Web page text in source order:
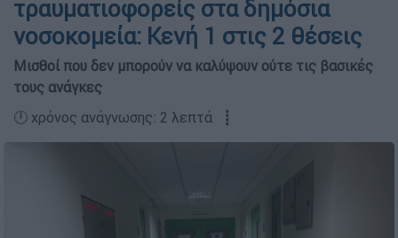
τραυματιοφορείς στα δημόσια
νοσοκομεία: Κενή 1 στις 2 θέσεις
Μισθοί που δεν μπορούν να καλύψουν ούτε τις βασικές
τους ανάγκες
🕛 χρόνος ανάγνωσης: 2 λεπτά ┋